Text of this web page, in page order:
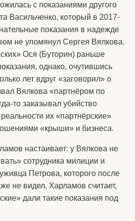
с показаниями другого
Васильченко, который в 2017-
показания в надежде
не упомянул Сергея Вялкова.
Ося (Буторин) раньше
однако, очутившись
лет вдруг «заговорил» о
Вялкова «партнёром по
то заказывал убийство
их «партнёрские»
«крыши» и бизнеса.
настаивает: у Вялкова не
сотрудника милиции и
Петрова, которого после
не видел. Харламов считает,
дали такие показания под